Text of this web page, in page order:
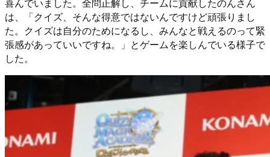
喜んでいました。全問正解し、チームに貢献したのんさん
は、「クイズ、そんな得意ではないんですけど頑張りまし
た。クイズは自分のためになるし、みんなと戦えるのって緊
張感があっていいですね。」とゲームを楽しんでいる様子で
した。